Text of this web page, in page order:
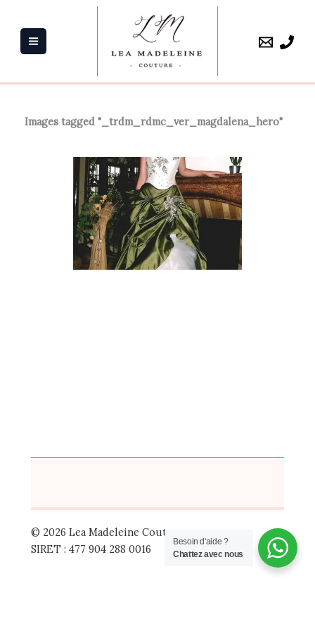
contenu
Images tagged "_trdm_rdmc_ver_magdalena_hero"
© 2026 Lea Madeleine Couture
SIRET : 477 904 288 0016
Besoin d'aide ?
Chattez avec nous